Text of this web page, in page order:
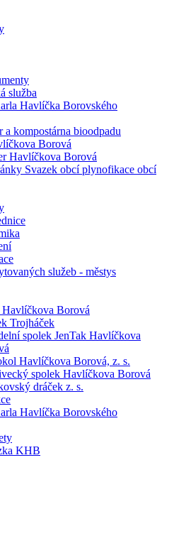
služba
Havlíčka Borovského
a kompostárna bioodpadu
Borová
Havlíčkova Borová
Svazek obcí plynofikace obcí
služeb - městys
Borová
Trojháček
spolek JenTak Havlíčkova
Havlíčkova Borová, z. s.
spolek Havlíčkova Borová
dráček z. s.
Havlíčka Borovského
KHB